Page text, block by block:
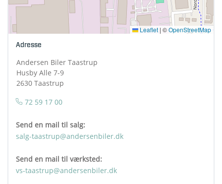
Leaflet | ©OpenStreetMap
Adresse
Andersen Biler Taastrup
Husby Alle 7-9
2630 Taastrup
72 59 17 00
Send en mail til salg:
salg-taastrup@andersenbiler.dk
Send en mail til værksted:
vs-taastrup@andersenbiler.dk